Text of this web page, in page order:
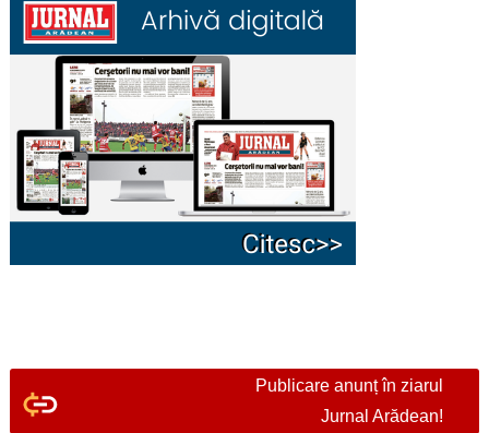
Publicare anunț în ziarul
Jurnal Arădean!